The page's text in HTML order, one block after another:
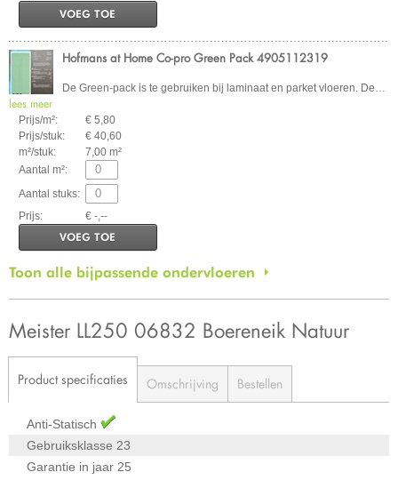
VOEG TOE
Hofmans at Home Co-pro Green Pack 4905112319
De Green-pack is te gebruiken bij laminaat en parket vloeren. De
lees meer
Prijs/m²:
€ 5,80
Prijs/stuk:
€ 40,60
m²/stuk:
7,00 m²
Aantal m²:
Aantal stuks:
Prijs:
€ -,--
VOEG TOE
Toon alle bijpassende ondervloeren
Meister LL250 06832 Boereneik Natuur
Product specificaties Omschrijving Bestellen
Anti-Statisch
Gebruiksklasse 23
Garantie in jaar 25